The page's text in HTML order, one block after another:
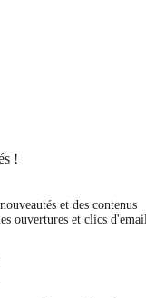
!
et des contenus
ouvertures et clics